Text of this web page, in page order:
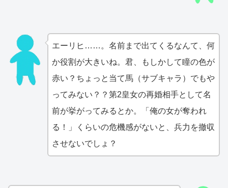
エーリヒ……。名前まで出てくるなんて、何
か役割が大きいね。君、もしかして瞳の色が
赤い？ちょっと当て馬（サブキャラ）でもや
ってみない？？第2皇女の再婚相手として名
前が挙がってみるとか。「俺の女が奪われ
る！」くらいの危機感がないと、兵力を撤収
させないでしょ？